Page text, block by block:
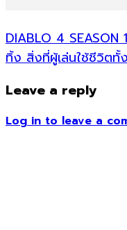
DIABLO 4 SEASON
ทิ้ง สิ่งที่ผู้เล่นใช้ชีวิตทั้
Leave a reply
Log in to leave a